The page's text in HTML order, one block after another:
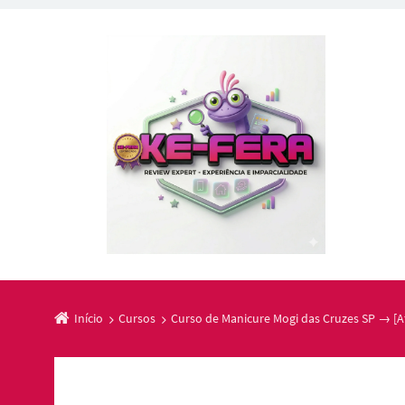
Início Cursos Curso de Manicure Mogi das Cruzes SP →